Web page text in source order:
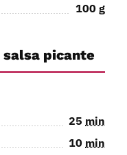
100 g
salsa picante
25 min
10 min